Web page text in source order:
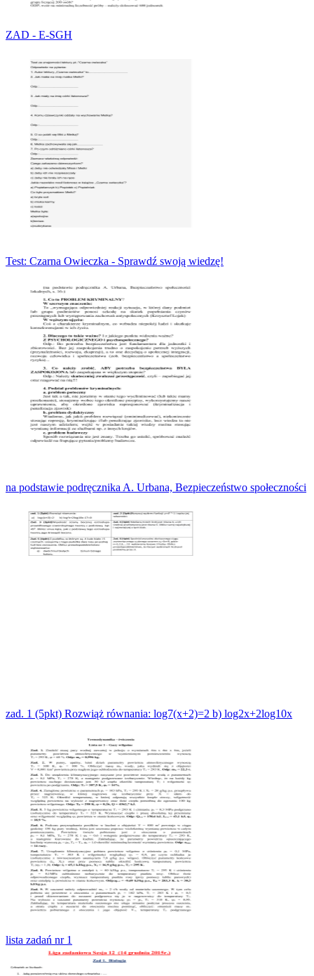
ZAD - E-SGH
Test: Czarna Owieczka - Sprawdź swoją wiedzę!
na podstawie podręcznika A. Urbana, Bezpieczeństwo społeczności
zad. 1 (5pkt) Rozwiąż równania: log7(x+2)=2 b) log2x+2log10x
lista zadań nr 1